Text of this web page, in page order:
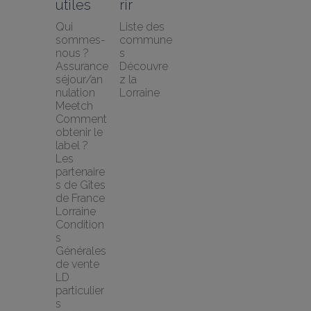
utiles
Qui
sommes-
nous ?
Assurance
séjour/an
nulation
Meetch
Comment
obtenir le
label ?
Les
partenaire
s de Gîtes
de France
Lorraine
Condition
s
Générales
de vente
LD
particulier
s
rir
Liste des
commune
s
Découvre
z la
Lorraine